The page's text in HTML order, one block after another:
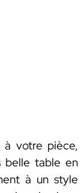
à votre pièce,
belle table en
à un style